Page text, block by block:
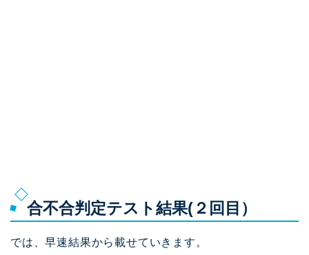
合不合判定テスト結果(２回目）
では、早速結果から載せていきます。